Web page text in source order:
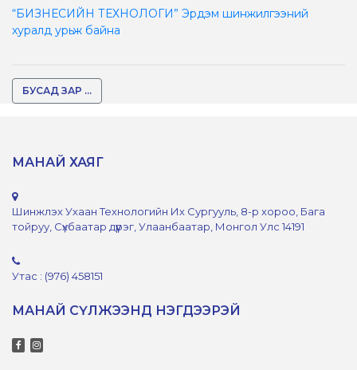
“БИЗНЕСИЙН ТЕХНОЛОГИ” Эрдэм шинжилгээний
хуралд урьж байна
БУСАД ЗАР ...
МАНАЙ ХАЯГ
Шинжлэх Ухаан Технологийн Их Сургууль, 8-р хороо, Бага
тойруу, Сүхбаатар дүүрэг, Улаанбаатар, Монгол Улс 14191
Утас : (976) 458151
МАНАЙ СҮЛЖЭЭНД НЭГДЭЭРЭЙ